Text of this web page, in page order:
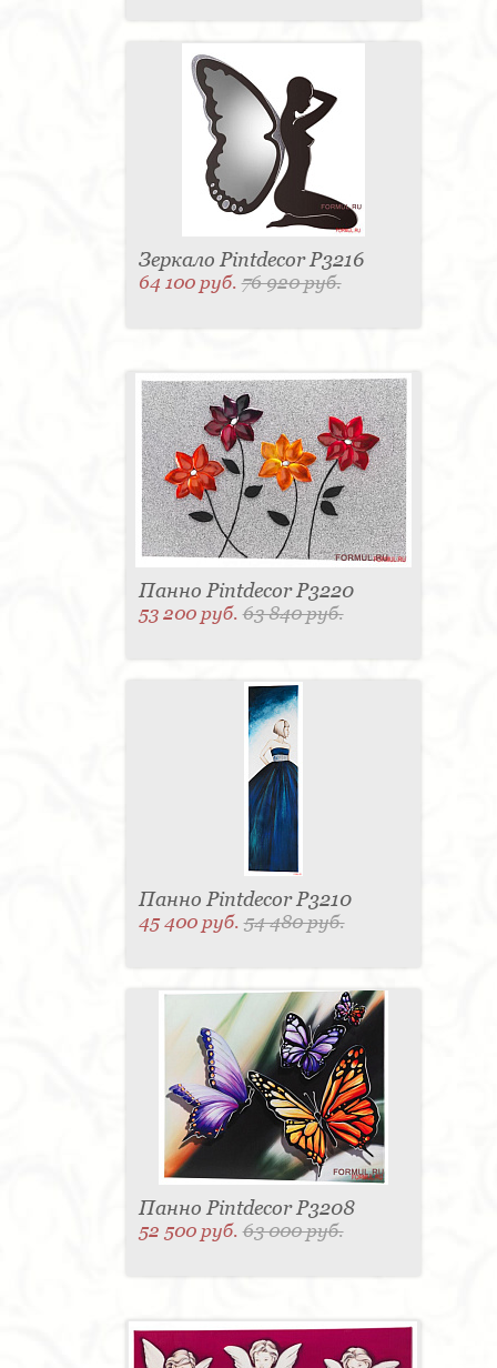
Зеркало Pintdecor P3216
64 100 руб.76 920 руб.
Панно Pintdecor P3220
53 200 руб.63 840 руб.
Панно Pintdecor P3210
45 400 руб.54 480 руб.
Панно Pintdecor P3208
52 500 руб.63 000 руб.